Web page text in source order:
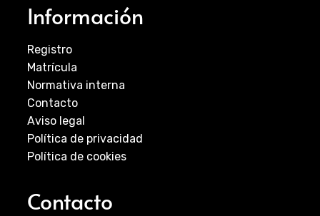
Información
Registro
Matrícula
Normativa interna
Contacto
Aviso legal
Política de privacidad
Política de cookies
Contacto